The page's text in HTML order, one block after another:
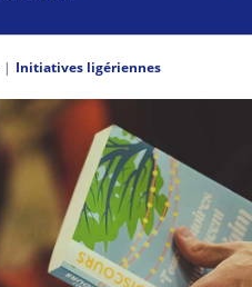
Initiatives ligériennes